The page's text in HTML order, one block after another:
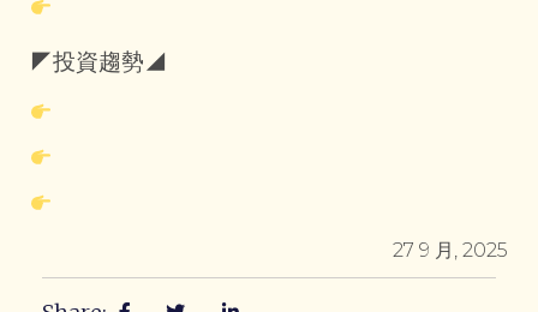
◤投資趨勢◢
27 9 月, 2025